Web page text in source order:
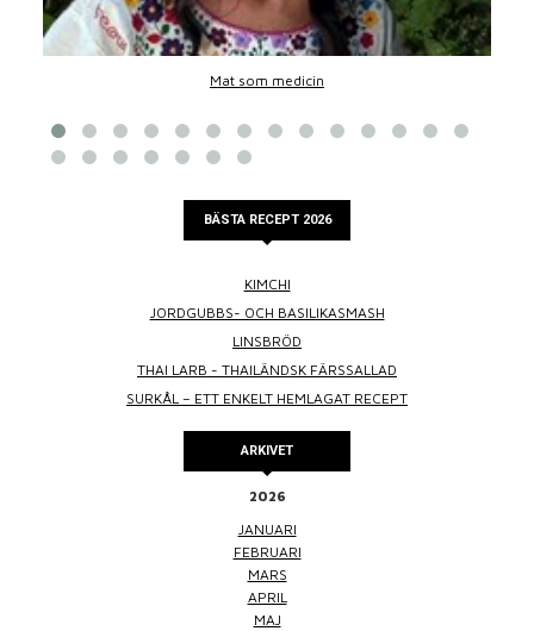
Mat som medicin
BÄSTA RECEPT 2026
KIMCHI
JORDGUBBS- OCH BASILIKASMASH
LINSBRÖD
THAI LARB - THAILÄNDSK FÄRSSALLAD
SURKÅL – ETT ENKELT HEMLAGAT RECEPT
ARKIVET
2026
JANUARI
FEBRUARI
MARS
APRIL
MAJ